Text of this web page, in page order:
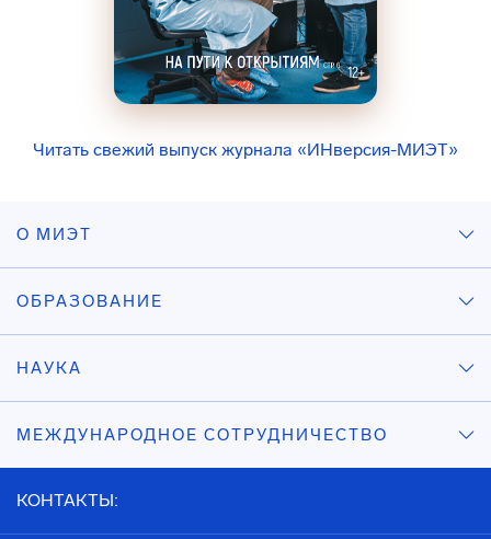
Читать свежий выпуск журнала «ИНверсия-МИЭТ»
О МИЭТ
ОБРАЗОВАНИЕ
НАУКА
МЕЖДУНАРОДНОЕ СОТРУДНИЧЕСТВО
КОНТАКТЫ: